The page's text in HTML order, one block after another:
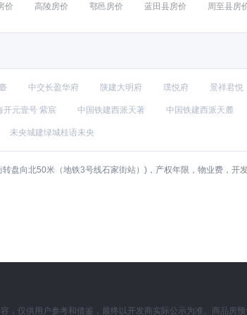
价 高陵房价 鄠邑房价 蓝田县房价 周至县房
中交长盈华府 陕建大明府 璞悦府 景祥君悦
开元壹号 紫宸 中国铁建西派天著 中国铁建西派天麓
未央城建绿城桂语未央
向北50米（地铁3号线石家街站）)，产权年限，物业费，开
仅供用户参考和借鉴，最终以开发商实际公示为准。商品房